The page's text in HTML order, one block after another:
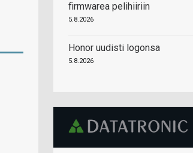
firmwarea pelihiiriin
5.8.2026
Honor uudisti logonsa
5.8.2026